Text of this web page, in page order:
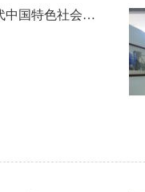
校地合作与教育发展基金会党支部召开学习贯彻习近平新时代中国特色社会主义思想主题教育集中研讨会